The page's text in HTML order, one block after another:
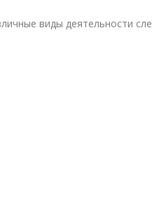
виды деятельности